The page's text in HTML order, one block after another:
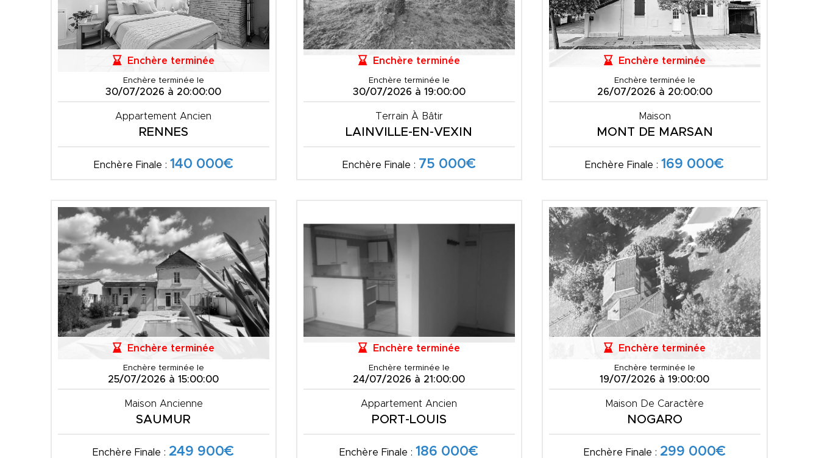
Enchère terminée
Enchère terminée le
30/07/2026 à 20:00:00
Appartement Ancien
RENNES
Enchère Finale : 140 000€
Enchère terminée
Enchère terminée le
30/07/2026 à 19:00:00
Terrain À Bâtir
LAINVILLE-EN-VEXIN
Enchère Finale : 75 000€
Enchère terminée
Enchère terminée le
26/07/2026 à 20:00:00
Maison
MONT DE MARSAN
Enchère Finale : 169 000€
Enchère terminée
Enchère terminée le
25/07/2026 à 15:00:00
Maison Ancienne
SAUMUR
Enchère Finale : 249 900€
Enchère terminée
Enchère terminée le
24/07/2026 à 21:00:00
Appartement Ancien
PORT-LOUIS
Enchère Finale : 186 000€
Enchère terminée
Enchère terminée le
19/07/2026 à 19:00:00
Maison De Caractère
NOGARO
Enchère Finale : 299 000€